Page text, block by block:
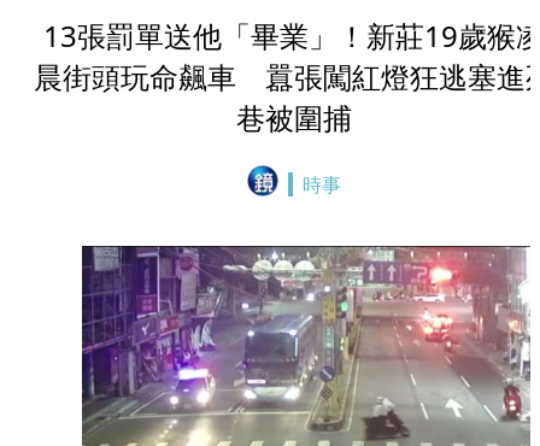
13張罰單送他「畢業」！新莊19歲猴
晨街頭玩命飆車 囂張闖紅燈狂逃塞進
巷被圍捕
時事